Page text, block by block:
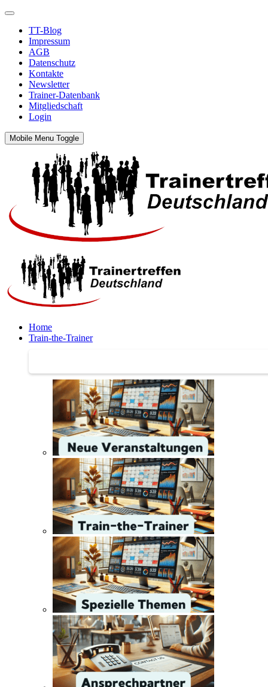
TT-Blog
Impressum
AGB
Datenschutz
Kontakte
Newsletter
Trainer-Datenbank
Mitgliedschaft
Login
Mobile Menu Toggle
Home
Train-the-Trainer